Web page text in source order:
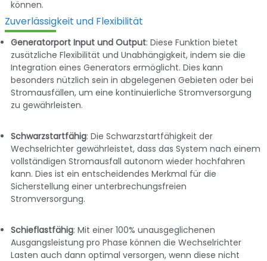
können.
Zuverlässigkeit und Flexibilität
Generatorport Input und Output: Diese Funktion bietet
zusätzliche Flexibilität und Unabhängigkeit, indem sie die
Integration eines Generators ermöglicht. Dies kann
besonders nützlich sein in abgelegenen Gebieten oder bei
Stromausfällen, um eine kontinuierliche Stromversorgung
zu gewährleisten.
Schwarzstartfähig: Die Schwarzstartfähigkeit der
Wechselrichter gewährleistet, dass das System nach einem
vollständigen Stromausfall autonom wieder hochfahren
kann. Dies ist ein entscheidendes Merkmal für die
Sicherstellung einer unterbrechungsfreien
Stromversorgung.
Schieflastfähig: Mit einer 100% unausgeglichenen
Ausgangsleistung pro Phase können die Wechselrichter
Lasten auch dann optimal versorgen, wenn diese nicht